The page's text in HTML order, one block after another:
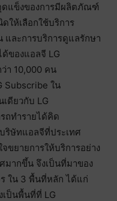
ดแข็งของการมีผลิตภัณฑ์
ให้เลือกใช้บริการ
ละการบริการดูแลรักษา
ของแอลจี LG
า 10,000 คน
Subscribe ใน
เดียวกับ LG
ถทำรายได้คิด
ริษัทแอลจีที่ประเทศ
ขยายการให้บริการอย่าง
มากขึ้น จึงเป็นที่มาของ
ใน 3 พื้นที่หลัก ได้แก่
เป็นพื้นที่ที่ LG